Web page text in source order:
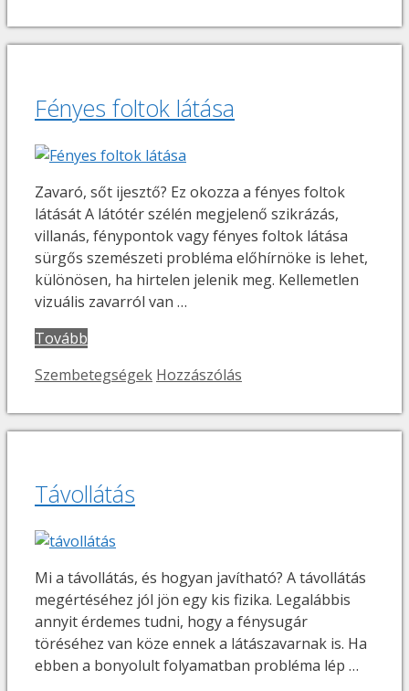
Fényes foltok látása
Zavaró, sőt ijesztő? Ez okozza a fényes foltok
látását A látótér szélén megjelenő szikrázás,
villanás, fénypontok vagy fényes foltok látása
sürgős szemészeti probléma előhírnöke is lehet,
különösen, ha hirtelen jelenik meg. Kellemetlen
vizuális zavarról van …
Tovább
Kategória
Szembetegségek Hozzászólás
Távollátás
Mi a távollátás, és hogyan javítható? A távollátás
megértéséhez jól jön egy kis fizika. Legalábbis
annyit érdemes tudni, hogy a fénysugár
töréséhez van köze ennek a látászavarnak is. Ha
ebben a bonyolult folyamatban probléma lép …